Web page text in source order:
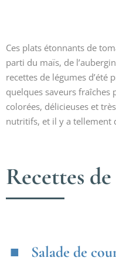
Ces plats étonnants de
parti du maïs, de
recettes de légumes d’été
quelques saveurs fraîches
colorées, délicieuses et
nutritifs, et il y a tellement
Recettes
Salade de